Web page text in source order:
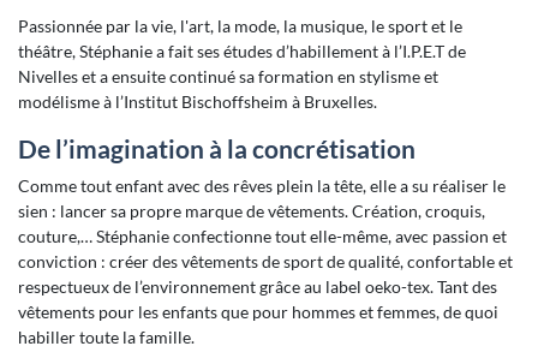
Passionnée par la vie, l'art, la mode, la musique, le sport et le
théâtre, Stéphanie a fait ses études d’habillement à l’I.P.E.T de
Nivelles et a ensuite continué sa formation en stylisme et
modélisme à l’Institut Bischoffsheim à Bruxelles.
De l’imagination à la concrétisation
Comme tout enfant avec des rêves plein la tête, elle a su réaliser le
sien : lancer sa propre marque de vêtements. Création, croquis,
couture,… Stéphanie confectionne tout elle-même, avec passion et
conviction : créer des vêtements de sport de qualité, confortable et
respectueux de l’environnement grâce au label oeko-tex. Tant des
vêtements pour les enfants que pour hommes et femmes, de quoi
habiller toute la famille.